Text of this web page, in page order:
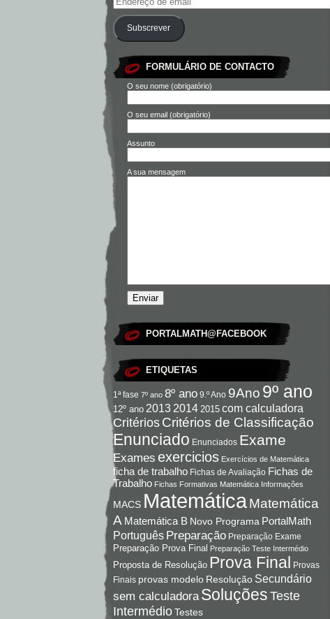
Subscrever
FORMULÁRIO DE CONTACTO
O seu nome (obrigatório)
O seu email (obrigatório)
Assunto
A sua mensagem
PORTALMATH@FACEBOOK
ETIQUETAS
1ª fase 7º ano 8º ano 9.º Ano 9Ano 9º ano
12º ano 2013 2014 2015 com calculadora
Critérios Critérios de Classificação
Enunciado Enunciados Exame
Exames exercicios Exercícios de Matemática
ficha de trabalho Fichas de Avaliação Fichas de
Trabalho Fichas Formativas Matemática Informações
MACS Matemática Matemática
A Matemática B Novo Programa PortalMath
Português Preparação Preparação Exame
Preparação Prova Final Preparação Teste Intermédio
Proposta de Resolução Prova Final Provas
Finais provas modelo Resolução Secundário
sem calculadora Soluções Teste
IntermédioTestes